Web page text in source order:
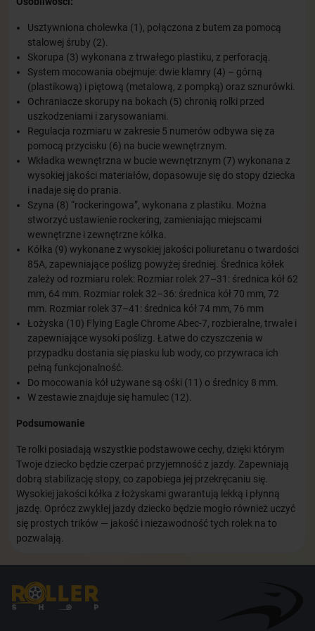
Usztywniona cholewka (1), połączona z butem za pomocą
stalowej śruby (2).
Skorupa (3) wykonana z trwałego plastiku, z perforacją.
System mocowania obejmuje: dwie klamry (4) – górną
(plastikową) i piętową (metalową, z pompką) oraz sznurówki.
Ochraniacze skorupy na bokach (5) chronią rolki przed
uszkodzeniami i zarysowaniami.
Regulacja rozmiaru w zakresie 5 numerów odbywa się za
pomocą przycisku (6) na bucie wewnętrznym.
Wkładka wewnętrzna w bucie wewnętrznym (7) wykonana z
wysokiej jakości materiałów, dopasowuje się do stopy dziecka
i nadaje się do prania.
Szyna (8) “rockeringowa”, wykonana z plastiku. Można
stworzyć ustawienie rockering, zamieniając miejscami
wewnętrzne i zewnętrzne kółka.
Kółka (9) wykonane z wysokiej jakości poliuretanu o twardości
85A, zapewniające poślizg powyżej średniej. Średnica kółek
zależy od rozmiaru rolek: Rozmiar rolek 27–31: średnica kół 62
mm, 64 mm. Rozmiar rolek 32–36: średnica kół 70 mm, 72
mm. Rozmiar rolek 37–41: średnica kół 74 mm, 76 mm
Łożyska (10) Flying Eagle Chrome Abec-7, rozbieralne, trwałe i
zapewniające wysoki poślizg. Łatwe do czyszczenia w
przypadku dostania się piasku lub wody, co przywraca ich
pełną funkcjonalność.
Do mocowania kół używane są ośki (11) o średnicy 8 mm.
W zestawie znajduje się hamulec (12).
Podsumowanie
Te rolki posiadają wszystkie podstawowe cechy, dzięki którym
Twoje dziecko będzie czerpać przyjemność z jazdy. Zapewniają
dobrą stabilizację stopy, co zapobiega jej przekręcaniu się.
Wysokiej jakości kółka z łożyskami gwarantują lekką i płynną
jazdę. Oprócz zwykłej jazdy dziecko będzie mogło również uczyć
się prostych trików — jakość i niezawodność tych rolek na to
pozwalają.